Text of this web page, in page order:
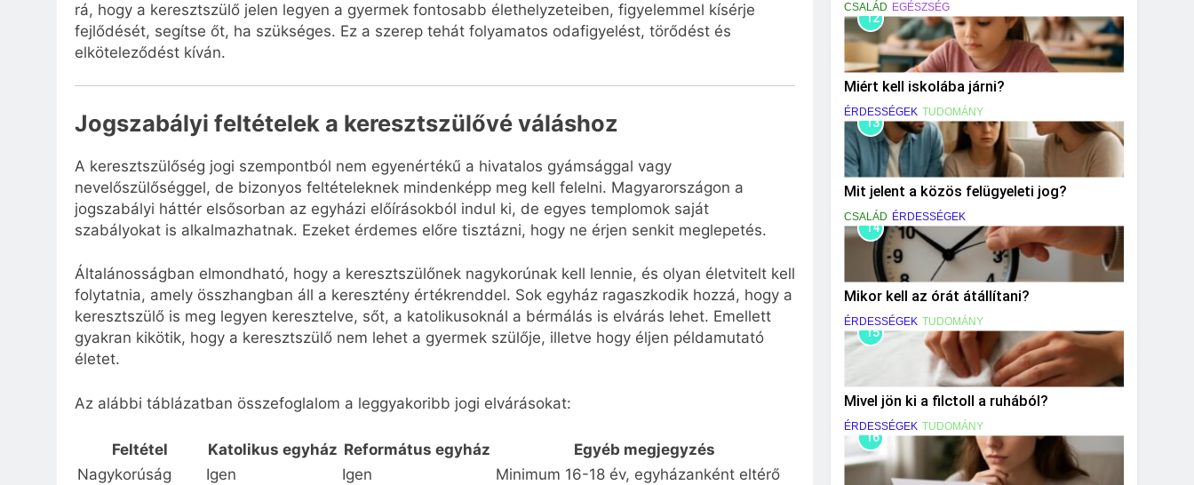
rá, hogy a keresztszülő jelen legyen a gyermek fontosabb élethelyzeteiben, figyelemmel kísérje
fejlődését, segítse őt, ha szükséges. Ez a szerep tehát folyamatos odafigyelést, törődést és
elköteleződést kíván.
Jogszabályi feltételek a keresztszülővé váláshoz
A keresztszülőség jogi szempontból nem egyenértékű a hivatalos gyámsággal vagy
nevelőszülőséggel, de bizonyos feltételeknek mindenképp meg kell felelni. Magyarországon a
jogszabályi háttér elsősorban az egyházi előírásokból indul ki, de egyes templomok saját
szabályokat is alkalmazhatnak. Ezeket érdemes előre tisztázni, hogy ne érjen senkit meglepetés.
Általánosságban elmondható, hogy a keresztszülőnek nagykorúnak kell lennie, és olyan életvitelt kell
folytatnia, amely összhangban áll a keresztény értékrenddel. Sok egyház ragaszkodik hozzá, hogy a
keresztszülő is meg legyen keresztelve, sőt, a katolikusoknál a bérmálás is elvárás lehet. Emellett
gyakran kikötik, hogy a keresztszülő nem lehet a gyermek szülője, illetve hogy éljen példamutató
életet.
Az alábbi táblázatban összefoglalom a leggyakoribb jogi elvárásokat:
Feltétel Katolikus egyház Református egyház
Egyéb megjegyzés
Nagykorúság
Igen Igen
Minimum 16-18 év, egyházanként eltérő
CSALÁD EGÉSZSÉG
12
Miért kell iskolába járni?
ÉRDESSÉGEK TUDOMÁNY
13
Mit jelent a közös felügyeleti jog?
CSALÁD ÉRDESSÉGEK
14
Mikor kell az órát átállítani?
ÉRDESSÉGEK TUDOMÁNY
15
Mivel jön ki a filctoll a ruhából?
ÉRDESSÉGEK TUDOMÁNY
16